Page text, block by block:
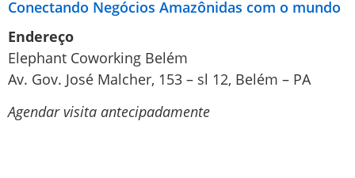
Conectando Negócios Amazônidas com o mundo
Endereço
Elephant Coworking Belém
Av. Gov. José Malcher, 153 – sl 12, Belém – PA
Agendar visita antecipadamente